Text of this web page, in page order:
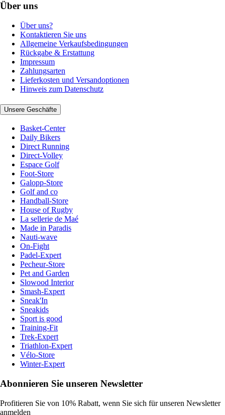
Über uns
Über uns?
Kontaktieren Sie uns
Allgemeine Verkaufsbedingungen
Rückgabe & Erstattung
Impressum
Zahlungsarten
Lieferkosten und Versandoptionen
Hinweis zum Datenschutz
Unsere Geschäfte
Basket-Center
Daily Bikers
Direct Running
Direct-Volley
Espace Golf
Foot-Store
Galopp-Store
Golf and co
Handball-Store
House of Rugby
La sellerie de Maé
Made in Paradis
Nauti-wave
On-Fight
Padel-Expert
Pecheur-Store
Pet and Garden
Slowood Interior
Smash-Expert
Sneak'In
Sneakids
Sport is good
Training-Fit
Trek-Expert
Triathlon-Expert
Vélo-Store
Winter-Expert
Abonnieren Sie unseren Newsletter
Profitieren Sie von 10% Rabatt, wenn Sie sich für unseren Newsletter
anmelden